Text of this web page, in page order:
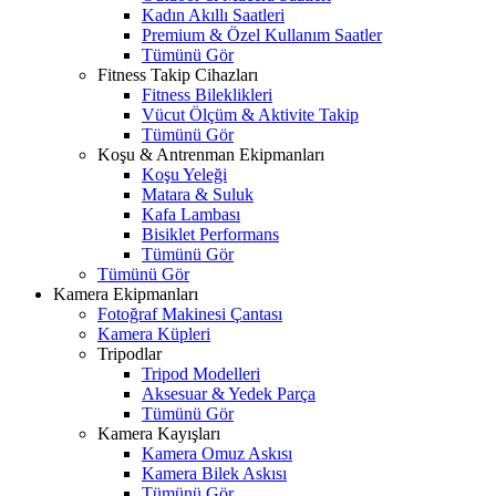
Kadın Akıllı Saatleri
Premium & Özel Kullanım Saatler
Tümünü Gör
Fitness Takip Cihazları
Fitness Bileklikleri
Vücut Ölçüm & Aktivite Takip
Tümünü Gör
Koşu & Antrenman Ekipmanları
Koşu Yeleği
Matara & Suluk
Kafa Lambası
Bisiklet Performans
Tümünü Gör
Tümünü Gör
Kamera Ekipmanları
Fotoğraf Makinesi Çantası
Kamera Küpleri
Tripodlar
Tripod Modelleri
Aksesuar & Yedek Parça
Tümünü Gör
Kamera Kayışları
Kamera Omuz Askısı
Kamera Bilek Askısı